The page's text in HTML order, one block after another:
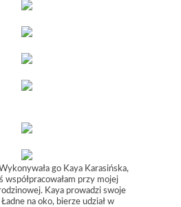
go Kaya Karasińska,
współpracowałam przy mojej
Kaya prowadzi swoje
na oko, bierze udział w